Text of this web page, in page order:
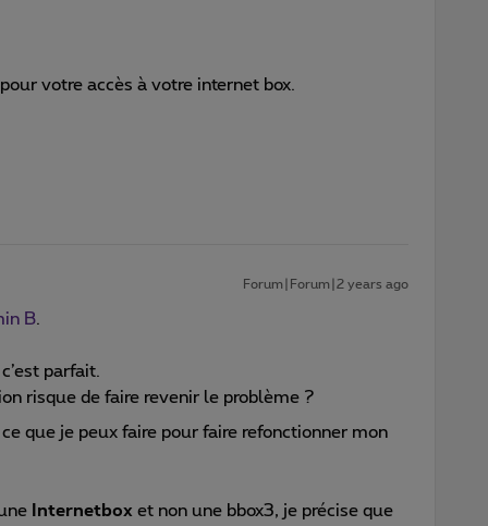
votre accès à votre internet box.
Forum|Forum|2 years ago
B
parfait.
risque de faire revenir le problème ?
que je peux faire pour faire refonctionner mon
Internetbox et non une bbox3, je précise que